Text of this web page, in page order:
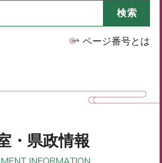
ページ番号とは
・県政情報